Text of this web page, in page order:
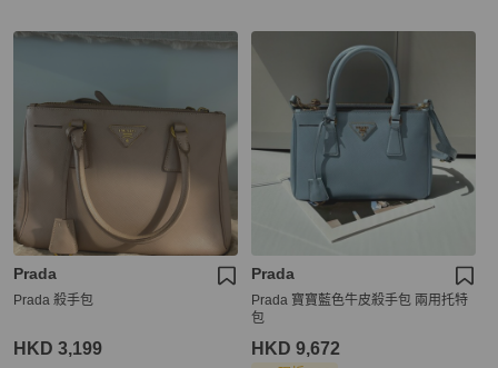
Prada
Prada 殺手包
HKD 3,199
Prada
Prada 寶寶藍色牛皮殺手包 兩用托特
包
HKD 9,672